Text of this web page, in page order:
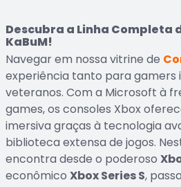
Descubra a Linha Completa
KaBuM!
Navegar em nossa vitrine de
experiência tanto para gamers
veteranos. Com a Microsoft à
games, os consoles Xbox
imersiva graças à tecnologia
biblioteca extensa de jogos.
encontra desde o poderoso
econômico Xbox Series S,